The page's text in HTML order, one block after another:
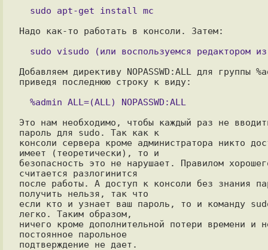
Надо как-то работать в консоли. Затем:
Добавляем директиву NOPASSWD:ALL для группы
приведя последнюю строку к виду:
Это нам необходимо, чтобы каждый раз не
пароль для sudo. Так как к
консоли сервера кроме администратора никто
имеет (теоретически), то и
безопасность это не нарушает. Правилом
считается разлогинится
после работы. А доступ к консоли без знания
получить нельзя, так что
если кто и узнает ваш пароль, то и команду
легко. Таким образом,
ничего кроме дополнительной потери времени и
постоянное парольное
подтверждение не дает.